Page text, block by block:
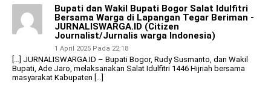
Bupati dan Wakil Bupati Bogor Salat Idulfitri
Bersama Warga di Lapangan Tegar Beriman -
JURNALISWARGA.ID (Citizen
Journalist/Jurnalis warga Indonesia)
1 April 2025 Pada 22:18
[…] JURNALISWARGA.ID – Bupati Bogor, Rudy Susmanto, dan Wakil
Bupati, Ade Jaro, melaksanakan Salat Idulfitri 1446 Hijriah bersama
masyarakat Kabupaten […]